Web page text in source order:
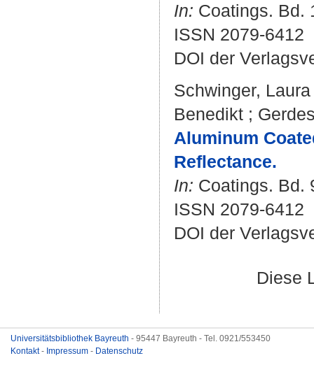
In: Coatings. Bd.
ISSN 2079-6412
DOI der
Schwinger, Laura
Benedikt ;
Aluminum
Reflectance.
In: Coatings. Bd.
ISSN 2079-6412
DOI der
Diese
Universitätsbibliothek Bayreuth - 95447 Bayreuth - Tel. 0921/553450
Kontakt- Impressum - Datenschutz